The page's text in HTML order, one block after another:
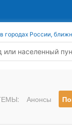
городах России,
Анонсы